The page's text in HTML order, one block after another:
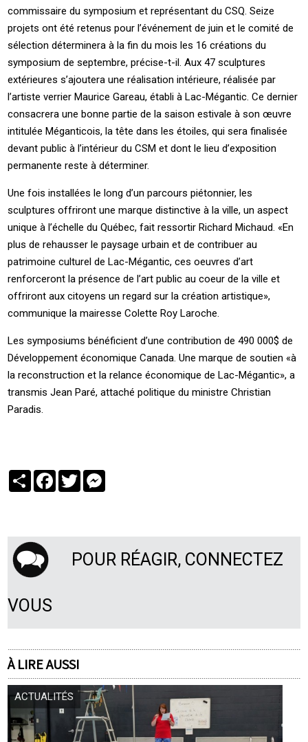
commissaire du symposium et représentant du CSQ. Seize
projets ont été retenus pour l’événement de juin et le comité de
sélection déterminera à la fin du mois les 16 créations du
symposium de septembre, précise-t-il. Aux 47 sculptures
extérieures s’ajoutera une réalisation intérieure, réalisée par
l’artiste verrier Maurice Gareau, établi à Lac-Mégantic. Ce dernier
consacrera une bonne partie de la saison estivale à son œuvre
intitulée Méganticois, la tête dans les étoiles, qui sera finalisée
devant public à l’intérieur du CSM et dont le lieu d’exposition
permanente reste à déterminer.
Une fois installées le long d’un parcours piétonnier, les
sculptures offriront une marque distinctive à la ville, un aspect
unique à l’échelle du Québec, fait ressortir Richard Michaud. «En
plus de rehausser le paysage urbain et de contribuer au
patrimoine culturel de Lac-Mégantic, ces oeuvres d’art
renforceront la présence de l’art public au coeur de la ville et
offriront aux citoyens un regard sur la création artistique»,
communique la mairesse Colette Roy Laroche.
Les symposiums bénéficient d’une contribution de 490 000$ de
Développement économique Canada. Une marque de soutien «à
la reconstruction et la relance économique de Lac-Mégantic», a
transmis Jean Paré, attaché politique du ministre Christian
Paradis.
PartagerFacebook
Twitter
POUR RÉAGIR, CONNECTEZ
VOUS
À LIRE AUSSI
ACTUALITÉS